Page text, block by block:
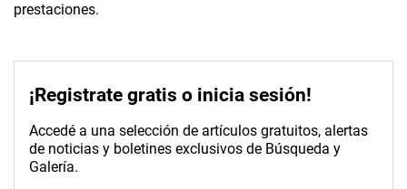
prestaciones.
¡Registrate gratis o inicia sesión!
Accedé a una selección de artículos gratuitos, alertas
de noticias y boletines exclusivos de Búsqueda y
Galería.